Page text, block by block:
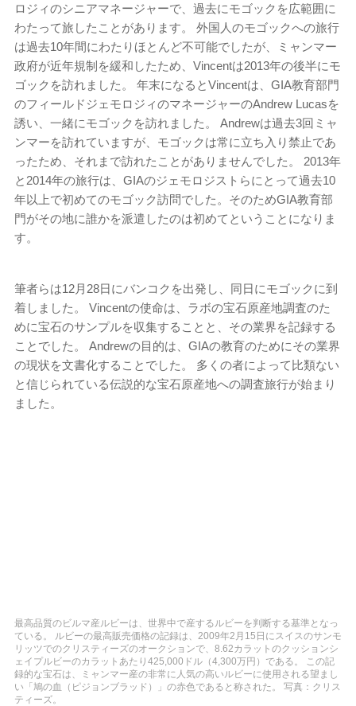
ロジィのシニアマネージャーで、過去にモゴックを広範囲に
わたって旅したことがあります。 外国人のモゴックへの旅行
は過去10年間にわたりほとんど不可能でしたが、ミャンマー
政府が近年規制を緩和したため、Vincentは2013年の後半にモ
ゴックを訪れました。 年末になるとVincentは、GIA教育部門
のフィールドジェモロジィのマネージャーのAndrew Lucasを
誘い、一緒にモゴックを訪れました。 Andrewは過去3回ミャ
ンマーを訪れていますが、モゴックは常に立ち入り禁止であ
ったため、それまで訪れたことがありませんでした。 2013年
と2014年の旅行は、GIAのジェモロジストらにとって過去10
年以上で初めてのモゴック訪問でした。そのためGIA教育部
門がその地に誰かを派遣したのは初めてということになりま
す。
筆者らは12月28日にバンコクを出発し、同日にモゴックに到
着しました。 Vincentの使命は、ラボの宝石原産地調査のた
めに宝石のサンプルを収集することと、その業界を記録する
ことでした。 Andrewの目的は、GIAの教育のためにその業界
の現状を文書化することでした。 多くの者によって比類ない
と信じられている伝説的な宝石原産地への調査旅行が始まり
ました。
最高品質のビルマ産ルビーは、世界中で産するルビーを判断する基準となっ
ている。 ルビーの最高販売価格の記録は、2009年2月15日にスイスのサンモ
リッツでのクリスティーズのオークションで、8.62カラットのクッションシ
ェイプルビーのカラットあたり425,000ドル（4,300万円）である。 この記
録的な宝石は、ミャンマー産の非常に人気の高いルビーに使用される望まし
い「鳩の血（ピジョンブラッド）」の赤色であると称された。 写真：クリス
ティーズ。